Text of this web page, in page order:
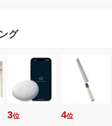
グ
3位 4位